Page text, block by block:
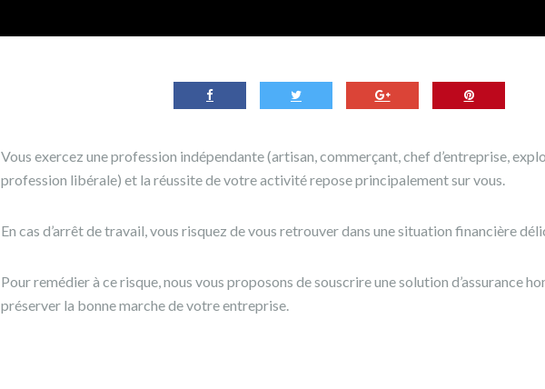
Vous exercez une profession indépendante (artisan, commerçant, chef d’entreprise,
profession libérale) et la réussite de votre activité repose principalement sur vous.
En cas d’arrêt de travail, vous risquez de vous retrouver dans une situation financière
Pour remédier à ce risque, nous vous proposons de souscrire une solution d’assurance
préserver la bonne marche de votre entreprise.